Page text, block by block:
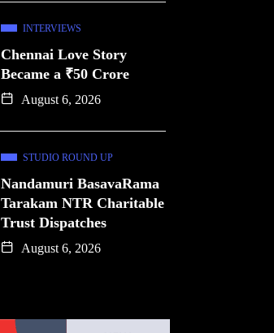
INTERVIEWS
Chennai Love Story
Became a ₹50 Crore
August 6, 2026
STUDIO ROUND UP
Nandamuri BasavaRama
Tarakam NTR Charitable
Trust Dispatches
August 6, 2026